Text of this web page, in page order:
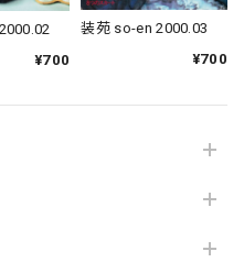
¥700
装苑 so-en 2000.03
¥700